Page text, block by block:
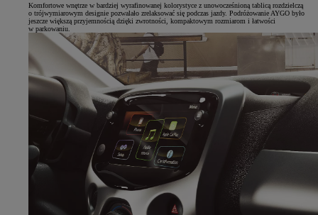
Komfortowe wnętrze w bardziej wyrafinowanej kolorystyce z unowocześnioną tablicą rozdzielczą
o trójwymiarowym designie pozwalało zrelaksować się podczas jazdy. Podróżowanie AYGO było
jeszcze większą przyjemnością dzięki zwrotności, kompaktowym rozmiarom i łatwości
w parkowaniu.